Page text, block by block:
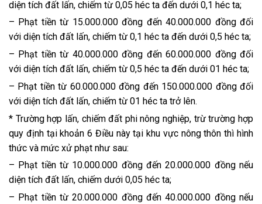
diện tích đất lấn, chiếm từ 0,05 héc ta đến dưới 0,1 héc ta;
– Phạt tiền từ 15.000.000 đồng đến 40.000.000 đồng đối
với diện tích đất lấn, chiếm từ 0,1 héc ta đến dưới 0,5 héc ta;
– Phạt tiền từ 40.000.000 đồng đến 60.000.000 đồng đối
với diện tích đất lấn, chiếm từ 0,5 héc ta đến dưới 01 héc ta;
– Phạt tiền từ 60.000.000 đồng đến 150.000.000 đồng đối
với diện tích đất lấn, chiếm từ 01 héc ta trở lên.
* Trường hợp lấn, chiếm đất phi nông nghiệp, trừ trường hợp
quy định tại khoản 6 Điều này tại khu vực nông thôn thì hình
thức và mức xử phạt như sau:
– Phạt tiền từ 10.000.000 đồng đến 20.000.000 đồng nếu
diện tích đất lấn, chiếm dưới 0,05 héc ta;
– Phạt tiền từ 20.000.000 đồng đến 40.000.000 đồng nếu